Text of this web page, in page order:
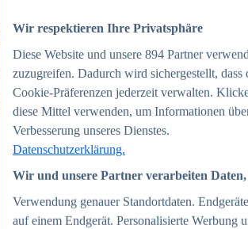
Marken
entdecken
Insights
zu mehr als 39.000 Online-Shops
Wir respektieren Ihre Privatsphäre
Diese Website und unsere 894 Partner
zuzugreifen. Dadurch wird sichergestellt,
Cookie-Präferenzen jederzeit verwalten.
diese Mittel verwenden, um Informationen
Verbesserung unseres Dienstes.
Datenschutzerklärung.
Wir und unsere Partner verarbeiten
Verwendung genauer Standortdaten.
auf einem Endgerät. Personalisierte Werbung